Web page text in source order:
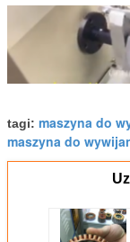
tagi: maszyna do
maszyna do